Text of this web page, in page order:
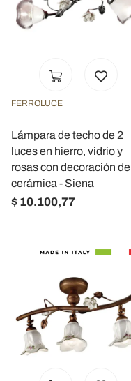
FERROLUCE
Lámpara de techo de 2
luces en hierro, vidrio y
rosas con decoración de
cerámica - Siena
$ 10.100,77